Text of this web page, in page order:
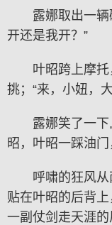
露娜取出一
开还是我开？”
叶昭跨上摩
挑；“来，小妞，
露娜笑了一
昭，叶昭一踩油门
呼啸的狂风
贴在叶昭的后背
一副仗剑走天涯的